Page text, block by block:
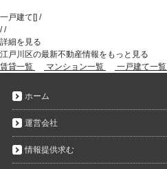
一戸建て [] /
//
詳細を見る
江戸川区の最新不動産情報をもっと見る
賃貸一覧
マンション一覧 一戸建て一覧
ホーム
運営会社
情報提供求む